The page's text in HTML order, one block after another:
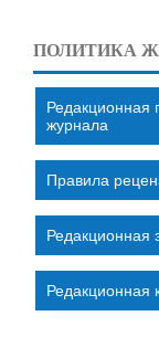
ПОЛИТИКА
Редакционная
журнала
Правила
Редакционная
Редакционная